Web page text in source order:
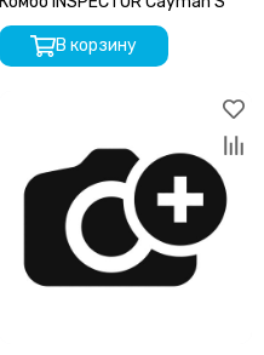
В корзину